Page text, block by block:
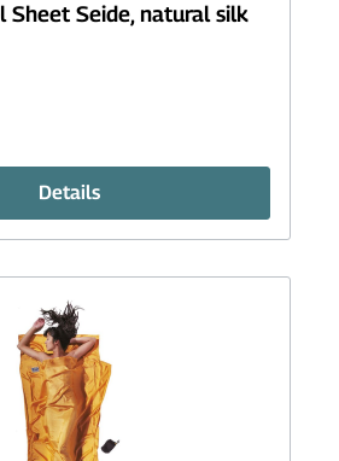
Sheet Seide, natural silk
Details